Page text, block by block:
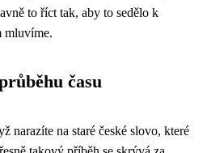
to říct tak, aby to sedělo k
mluvíme.
času
narazíte na staré české slovo, které